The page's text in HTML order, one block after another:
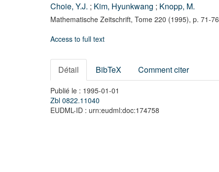
Choie, Y.J. ; Kim, Hyunkwang ; Knopp, M.
Mathematische Zeitschrift, Tome 220 (1995), p. 71-76
Access to full text
Détail BibTeX Comment citer
Publié le : 1995-01-01
Zbl 0822.11040
EUDML-ID : urn:eudml:doc:174758